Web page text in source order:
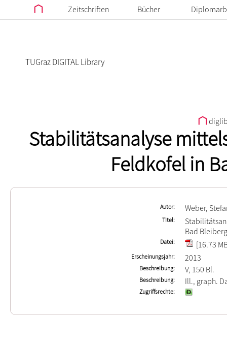
Zeitschriften Bücher
TUGraz DIGITAL Library
Stabilitätsanalyse
Feldkofel in
Autor Weber,
Titel
Bad
Datei [16.73
Erscheinungsjahr 2013
Beschreibung V, 150 Bl.
Beschreibung Ill., graph.
Zugriffsrechte